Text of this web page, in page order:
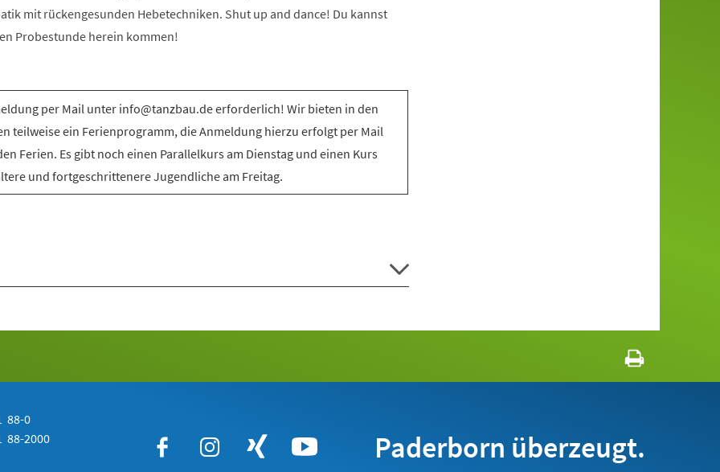
mit rückengesunden Hebetechniken. Shut up and dance! Du kannst
Probestunde herein kommen!
per Mail unter info@tanzbau.de erforderlich! Wir bieten in den
teilweise ein Ferienprogramm, die Anmeldung hierzu erfolgt per Mail
Ferien. Es gibt noch einen Parallelkurs am Dienstag und einen Kurs
und fortgeschrittenere Jugendliche am Freitag.
88-0
88-2000 Paderborn überzeugt.